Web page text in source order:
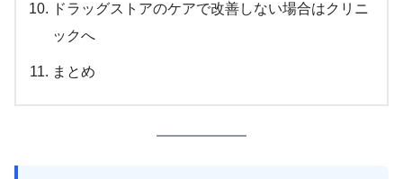
ドラッグストアのケアで改善しない場合はクリニ
ックへ
まとめ